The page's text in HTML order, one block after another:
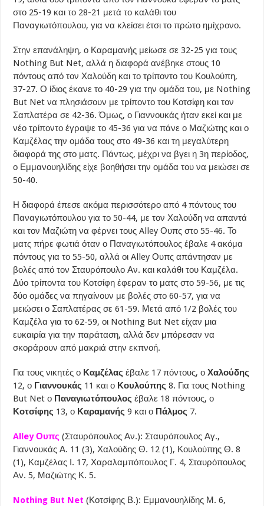
στο 25-19 και το 28-21 μετά το καλάθι του
Παναγιωτόπουλου, για να κλείσει έτσι το πρώτο ημίχρονο.
Στην επανάληψη, ο Καραμανής μείωσε σε 32-25 για τους
Nothing But Net, αλλά η διαφορά ανέβηκε στους 10
πόντους από τον Χαλούδη και το τρίποντο του Κουλούπη,
37-27. Ο ίδιος έκανε το 40-29 για την ομάδα του, με Nothing
But Net να πλησιάσουν με τρίποντο του Κοτσίφη και τον
Σαπλατέρα σε 42-36. Όμως, ο Γιαννουκάς ήταν εκεί και με
νέο τρίποντο έγραψε το 45-36 για να πάνε ο Μαζιώτης και ο
Καμζέλας την ομάδα τους στο 49-36 και τη μεγαλύτερη
διαφορά της στο ματς. Πάντως, μέχρι να βγει η 3η περίοδος,
ο Εμμανουηλίδης είχε βοηθήσει την ομάδα του να μειώσει σε
50-40.
Η διαφορά έπεσε ακόμα περισσότερο από 4 πόντους του
Παναγιωτόπουλου για το 50-44, με τον Χαλούδη να απαντά
και τον Μαζιώτη να φέρνει τους Alley Ουπς στο 55-46. Το
ματς πήρε φωτιά όταν ο Παναγιωτόπουλος έβαλε 4 ακόμα
πόντους για το 55-50, αλλά οι Alley Ουπς απάντησαν με
βολές από τον Σταυρόπουλο Αν. και καλάθι του Καμζέλα.
Δύο τρίποντα του Κοτσίφη έφεραν το ματς στο 59-56, με τις
δύο ομάδες να πηγαίνουν με βολές στο 60-57, για να
μειώσει ο Σαπλατέρας σε 61-59. Μετά από 1/2 βολές του
Καμζέλα για το 62-59, οι Nothing But Net είχαν μια
ευκαιρία για την παράταση, αλλά δεν μπόρεσαν να
σκοράρουν από μακριά στην εκπνοή.
Για τους νικητές ο Καμζέλαςέβαλε 17 πόντους, οΧαλούδης
12, ο Γιαννουκάς 11 και ο Κουλούπης8. Για τους Nothing
But Net ο Παναγιωτόπουλοςέβαλε 18 πόντους, ο
Κοτσίφης 13, ο Καραμανής9 και ο Πάλμος 7.
Alley Ουπς(Σταυρόπουλος Αν.): Σταυρόπουλος Αγ.,
Γιαννουκάς Α. 11 (3), Χαλούδης Θ. 12 (1), Κουλούπης Θ. 8
(1), Καμζέλας Ι. 17, Χαραλαμπόπουλος Γ. 4, Σταυρόπουλος
Αν. 5, Μαζιώτης Κ. 5.
Nothing But Net (Κοτσίφης Β.): Εμμανουηλίδης Μ. 6,